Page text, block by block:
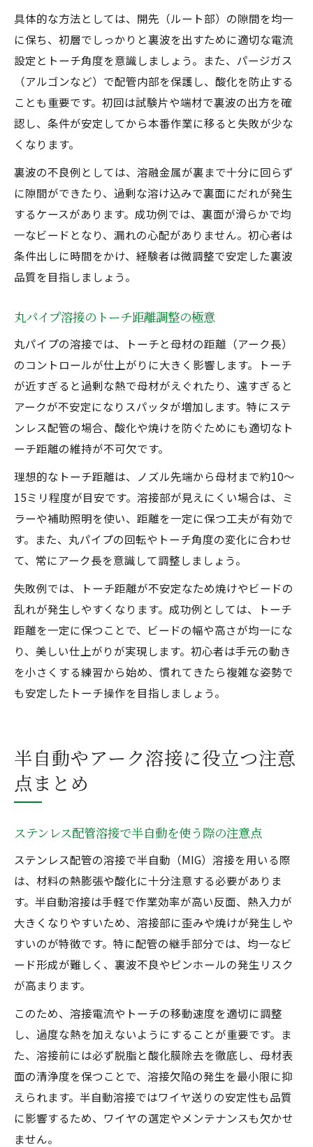
具体的な方法としては、開先（ルート部）の隙間を均一
に保ち、初層でしっかりと裏波を出すために適切な電流
設定とトーチ角度を意識しましょう。また、パージガス
（アルゴンなど）で配管内部を保護し、酸化を防止する
ことも重要です。初回は試験片や端材で裏波の出方を確
認し、条件が安定してから本番作業に移ると失敗が少な
くなります。
裏波の不良例としては、溶融金属が裏まで十分に回らず
に隙間ができたり、過剰な溶け込みで裏面にだれが発生
するケースがあります。成功例では、裏面が滑らかで均
一なビードとなり、漏れの心配がありません。初心者は
条件出しに時間をかけ、経験者は微調整で安定した裏波
品質を目指しましょう。
丸パイプ溶接のトーチ距離調整の極意
丸パイプの溶接では、トーチと母材の距離（アーク長）
のコントロールが仕上がりに大きく影響します。トーチ
が近すぎると過剰な熱で母材がえぐれたり、遠すぎると
アークが不安定になりスパッタが増加します。特にステ
ンレス配管の場合、酸化や焼けを防ぐためにも適切なト
ーチ距離の維持が不可欠です。
理想的なトーチ距離は、ノズル先端から母材まで約10～
15ミリ程度が目安です。溶接部が見えにくい場合は、ミ
ラーや補助照明を使い、距離を一定に保つ工夫が有効で
す。また、丸パイプの回転やトーチ角度の変化に合わせ
て、常にアーク長を意識して調整しましょう。
失敗例では、トーチ距離が不安定なため焼けやビードの
乱れが発生しやすくなります。成功例としては、トーチ
距離を一定に保つことで、ビードの幅や高さが均一にな
り、美しい仕上がりが実現します。初心者は手元の動き
を小さくする練習から始め、慣れてきたら複雑な姿勢で
も安定したトーチ操作を目指しましょう。
半自動やアーク溶接に役立つ注意
点まとめ
ステンレス配管溶接で半自動を使う際の注意点
ステンレス配管の溶接で半自動（MIG）溶接を用いる際
は、材料の熱膨張や酸化に十分注意する必要がありま
す。半自動溶接は手軽で作業効率が高い反面、熱入力が
大きくなりやすいため、溶接部に歪みや焼けが発生しや
すいのが特徴です。特に配管の継手部分では、均一なビ
ード形成が難しく、裏波不良やピンホールの発生リスク
が高まります。
このため、溶接電流やトーチの移動速度を適切に調整
し、過度な熱を加えないようにすることが重要です。ま
た、溶接前には必ず脱脂と酸化膜除去を徹底し、母材表
面の清浄度を保つことで、溶接欠陥の発生を最小限に抑
えられます。半自動溶接ではワイヤ送りの安定性も品質
に影響するため、ワイヤの選定やメンテナンスも欠かせ
ません。